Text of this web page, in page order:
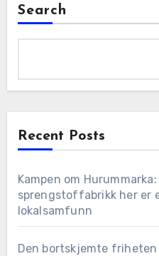
Search
Recent Posts
Kampen om
sprengstoffabrikk her er
lokalsamfunn
Den bortskjemte